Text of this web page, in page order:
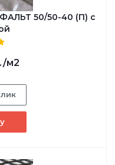
50/50-40 (П) с
/м2